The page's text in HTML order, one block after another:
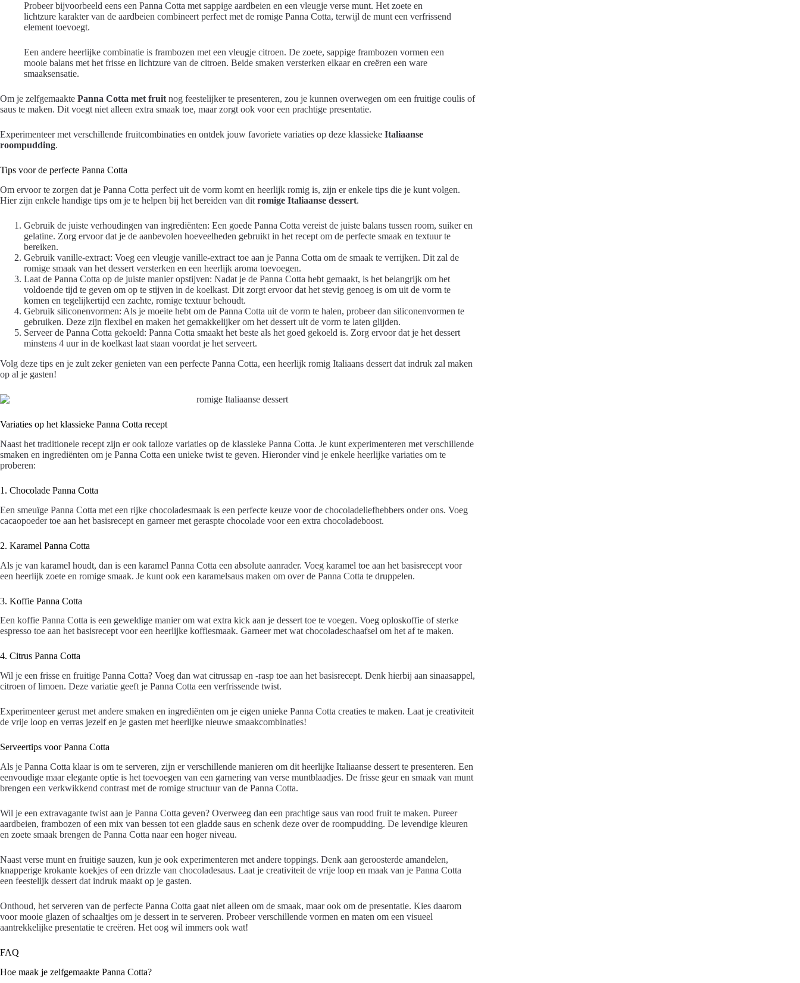
Probeer bijvoorbeeld eens een Panna Cotta met sappige aardbeien en een vleugje verse munt. Het zoete en
lichtzure karakter van de aardbeien combineert perfect met de romige Panna Cotta, terwijl de munt een verfrissend
element toevoegt.
Een andere heerlijke combinatie is frambozen met een vleugje citroen. De zoete, sappige frambozen vormen een
mooie balans met het frisse en lichtzure van de citroen. Beide smaken versterken elkaar en creëren een ware
smaaksensatie.
Om je zelfgemaakte Panna Cotta met fruit nog feestelijker te presenteren, zou je kunnen overwegen om een fruitige coulis of
saus te maken. Dit voegt niet alleen extra smaak toe, maar zorgt ook voor een prachtige presentatie.
Experimenteer met verschillende fruitcombinaties en ontdek jouw favoriete variaties op deze klassieke Italiaanse
roompudding.
Tips voor de perfecte Panna Cotta
Om ervoor te zorgen dat je Panna Cotta perfect uit de vorm komt en heerlijk romig is, zijn er enkele tips die je kunt volgen.
Hier zijn enkele handige tips om je te helpen bij het bereiden van dit romige Italiaanse dessert.
Gebruik de juiste verhoudingen van ingrediënten: Een goede Panna Cotta vereist de juiste balans tussen room, suiker en
gelatine. Zorg ervoor dat je de aanbevolen hoeveelheden gebruikt in het recept om de perfecte smaak en textuur te
bereiken.
Gebruik vanille-extract: Voeg een vleugje vanille-extract toe aan je Panna Cotta om de smaak te verrijken. Dit zal de
romige smaak van het dessert versterken en een heerlijk aroma toevoegen.
Laat de Panna Cotta op de juiste manier opstijven: Nadat je de Panna Cotta hebt gemaakt, is het belangrijk om het
voldoende tijd te geven om op te stijven in de koelkast. Dit zorgt ervoor dat het stevig genoeg is om uit de vorm te
komen en tegelijkertijd een zachte, romige textuur behoudt.
Gebruik siliconenvormen: Als je moeite hebt om de Panna Cotta uit de vorm te halen, probeer dan siliconenvormen te
gebruiken. Deze zijn flexibel en maken het gemakkelijker om het dessert uit de vorm te laten glijden.
Serveer de Panna Cotta gekoeld: Panna Cotta smaakt het beste als het goed gekoeld is. Zorg ervoor dat je het dessert
minstens 4 uur in de koelkast laat staan voordat je het serveert.
Volg deze tips en je zult zeker genieten van een perfecte Panna Cotta, een heerlijk romig Italiaans dessert dat indruk zal maken
op al je gasten!
Variaties op het klassieke Panna Cotta recept
Naast het traditionele recept zijn er ook talloze variaties op de klassieke Panna Cotta. Je kunt experimenteren met verschillende
smaken en ingrediënten om je Panna Cotta een unieke twist te geven. Hieronder vind je enkele heerlijke variaties om te
proberen:
1. Chocolade Panna Cotta
Een smeuïge Panna Cotta met een rijke chocoladesmaak is een perfecte keuze voor de chocoladeliefhebbers onder ons. Voeg
cacaopoeder toe aan het basisrecept en garneer met geraspte chocolade voor een extra chocoladeboost.
2. Karamel Panna Cotta
Als je van karamel houdt, dan is een karamel Panna Cotta een absolute aanrader. Voeg karamel toe aan het basisrecept voor
een heerlijk zoete en romige smaak. Je kunt ook een karamelsaus maken om over de Panna Cotta te druppelen.
3. Koffie Panna Cotta
Een koffie Panna Cotta is een geweldige manier om wat extra kick aan je dessert toe te voegen. Voeg oploskoffie of sterke
espresso toe aan het basisrecept voor een heerlijke koffiesmaak. Garneer met wat chocoladeschaafsel om het af te maken.
4. Citrus Panna Cotta
Wil je een frisse en fruitige Panna Cotta? Voeg dan wat citrussap en -rasp toe aan het basisrecept. Denk hierbij aan sinaasappel,
citroen of limoen. Deze variatie geeft je Panna Cotta een verfrissende twist.
Experimenteer gerust met andere smaken en ingrediënten om je eigen unieke Panna Cotta creaties te maken. Laat je creativiteit
de vrije loop en verras jezelf en je gasten met heerlijke nieuwe smaakcombinaties!
Serveertips voor Panna Cotta
Als je Panna Cotta klaar is om te serveren, zijn er verschillende manieren om dit heerlijke Italiaanse dessert te presenteren. Een
eenvoudige maar elegante optie is het toevoegen van een garnering van verse muntblaadjes. De frisse geur en smaak van munt
brengen een verkwikkend contrast met de romige structuur van de Panna Cotta.
Wil je een extravagante twist aan je Panna Cotta geven? Overweeg dan een prachtige saus van rood fruit te maken. Pureer
aardbeien, frambozen of een mix van bessen tot een gladde saus en schenk deze over de roompudding. De levendige kleuren
en zoete smaak brengen de Panna Cotta naar een hoger niveau.
Naast verse munt en fruitige sauzen, kun je ook experimenteren met andere toppings. Denk aan geroosterde amandelen,
knapperige krokante koekjes of een drizzle van chocoladesaus. Laat je creativiteit de vrije loop en maak van je Panna Cotta
een feestelijk dessert dat indruk maakt op je gasten.
Onthoud, het serveren van de perfecte Panna Cotta gaat niet alleen om de smaak, maar ook om de presentatie. Kies daarom
voor mooie glazen of schaaltjes om je dessert in te serveren. Probeer verschillende vormen en maten om een visueel
aantrekkelijke presentatie te creëren. Het oog wil immers ook wat!
FAQ
Hoe maak je zelfgemaakte Panna Cotta?